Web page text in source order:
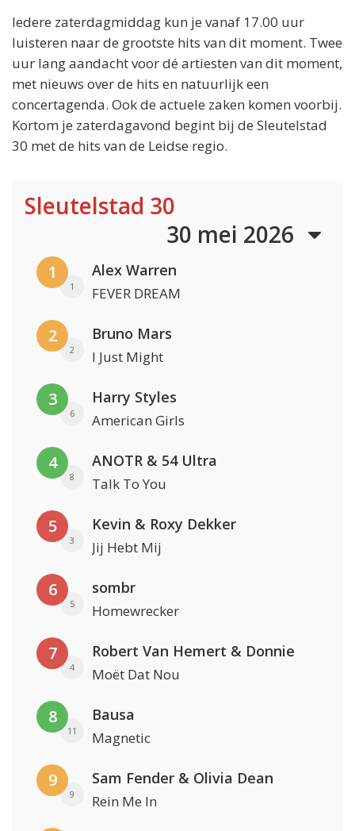
Iedere zaterdagmiddag kun je vanaf 17.00 uur
luisteren naar de grootste hits van dit moment. Twee
uur lang aandacht voor dé artiesten van dit moment,
met nieuws over de hits en natuurlijk een
concertagenda. Ook de actuele zaken komen voorbij.
Kortom je zaterdagavond begint bij de Sleutelstad
30 met de hits van de Leidse regio.
Sleutelstad 30
30 mei 2026
1
1
Alex Warren
FEVER DREAM
2
2
Bruno Mars
I Just Might
3
6
Harry Styles
American Girls
4
8
ANOTR & 54 Ultra
Talk To You
5
3
Kevin & Roxy Dekker
Jij Hebt Mij
6
5
sombr
Homewrecker
7
4
Robert Van Hemert & Donnie
Moët Dat Nou
8
11
Bausa
Magnetic
9
9
Sam Fender & Olivia Dean
Rein Me In